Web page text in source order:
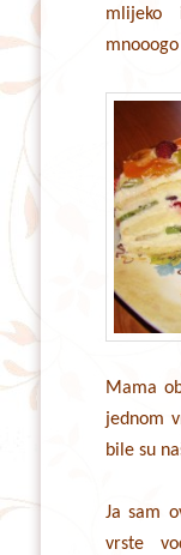
Mama
jednom
bile su
Ja sam
vrste